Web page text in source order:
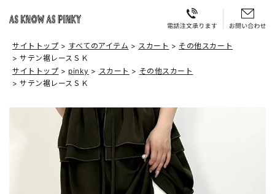
サイトトップ すべてのアイテム スカート
その他スカート
サテン裾レースＳＫ
サイトトップ
pinky スカート
その他スカート
サテン裾レースＳＫ